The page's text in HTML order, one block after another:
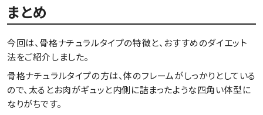
まとめ
今回は、骨格ナチュラルタイプの特徴と、おすすめのダイエット
法をご紹介しました。
骨格ナチュラルタイプの方は、体のフレームがしっかりとしている
ので、太るとお肉がギュッと内側に詰まったような四角い体型に
なりがちです。